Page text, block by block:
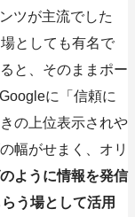
ツが主流でした
としても有名で
と、そのままポー
に「信頼に
の上位表示されや
幅がせまく、オリ
ように情報を発信
う場として活用